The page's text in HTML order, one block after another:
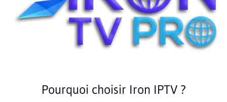
Pourquoi choisir Iron IPTV ?